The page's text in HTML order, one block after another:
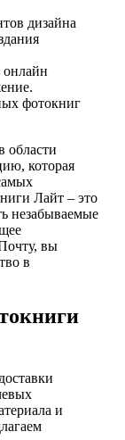
дизайна
онлайн
фотокниг
области
которая
Лайт – это
незабываемые
вы
в
и